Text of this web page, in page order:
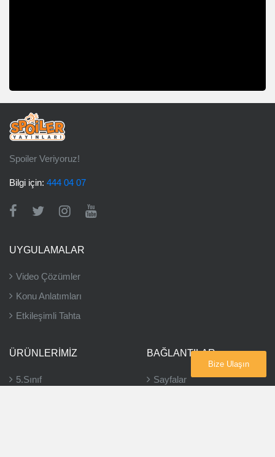
Spoiler Veriyoruz!
Bilgi için: 444 04 07
UYGULAMALAR
Video Çözümler
Konu Anlatımları
Etkileşimli Tahta
ÜRÜNLERIMIZ
5.Sınıf
BAĞLANTILAR
Sayfalar
Bize Ulaşın